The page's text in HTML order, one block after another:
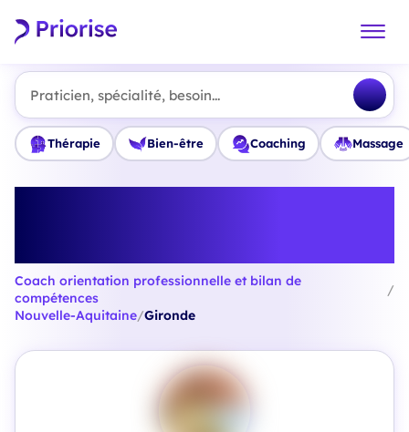
Praticien, spécialité, besoin...
Thérapie Bien-être Coaching Massage
Coach orientation professionnelle et bilan de
compétences
/
Nouvelle-Aquitaine/Gironde